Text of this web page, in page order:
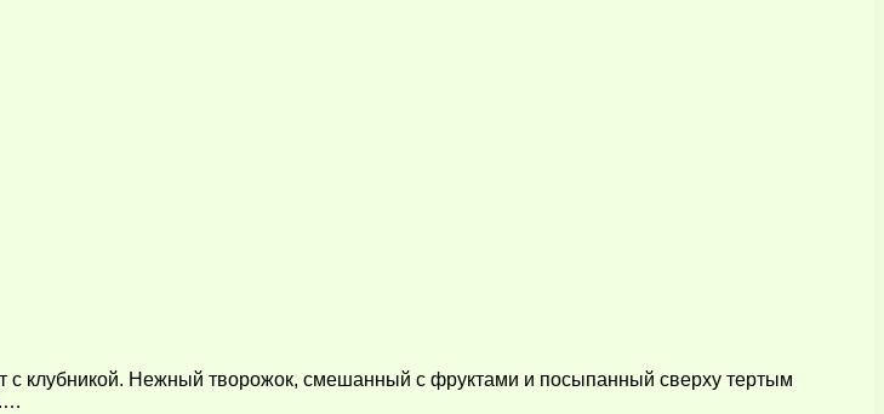
с клубникой. Нежный творожок, смешанный с фруктами и посыпанный сверху тертым